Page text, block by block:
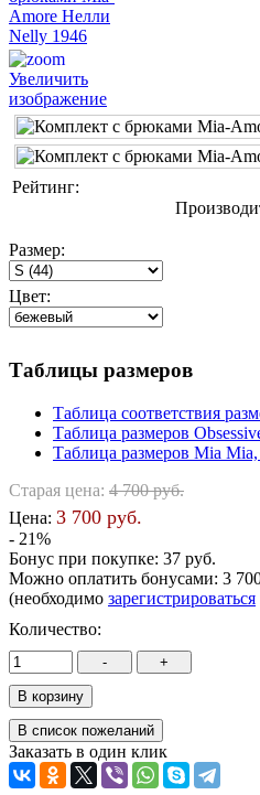
Увеличить
изображение
Рейтинг:
Размер:
Цвет:
Таблицы размеров
Таблица соответствия
Таблица размеров
Таблица размеров Mia
Старая цена: 4 700 руб.
Цена: 3 700 руб.
- 21%
Бонус при покупке: 37 руб.
Можно оплатить бонусами: 3
(необходимо зарегистрироваться
Количество:
Заказать в один клик